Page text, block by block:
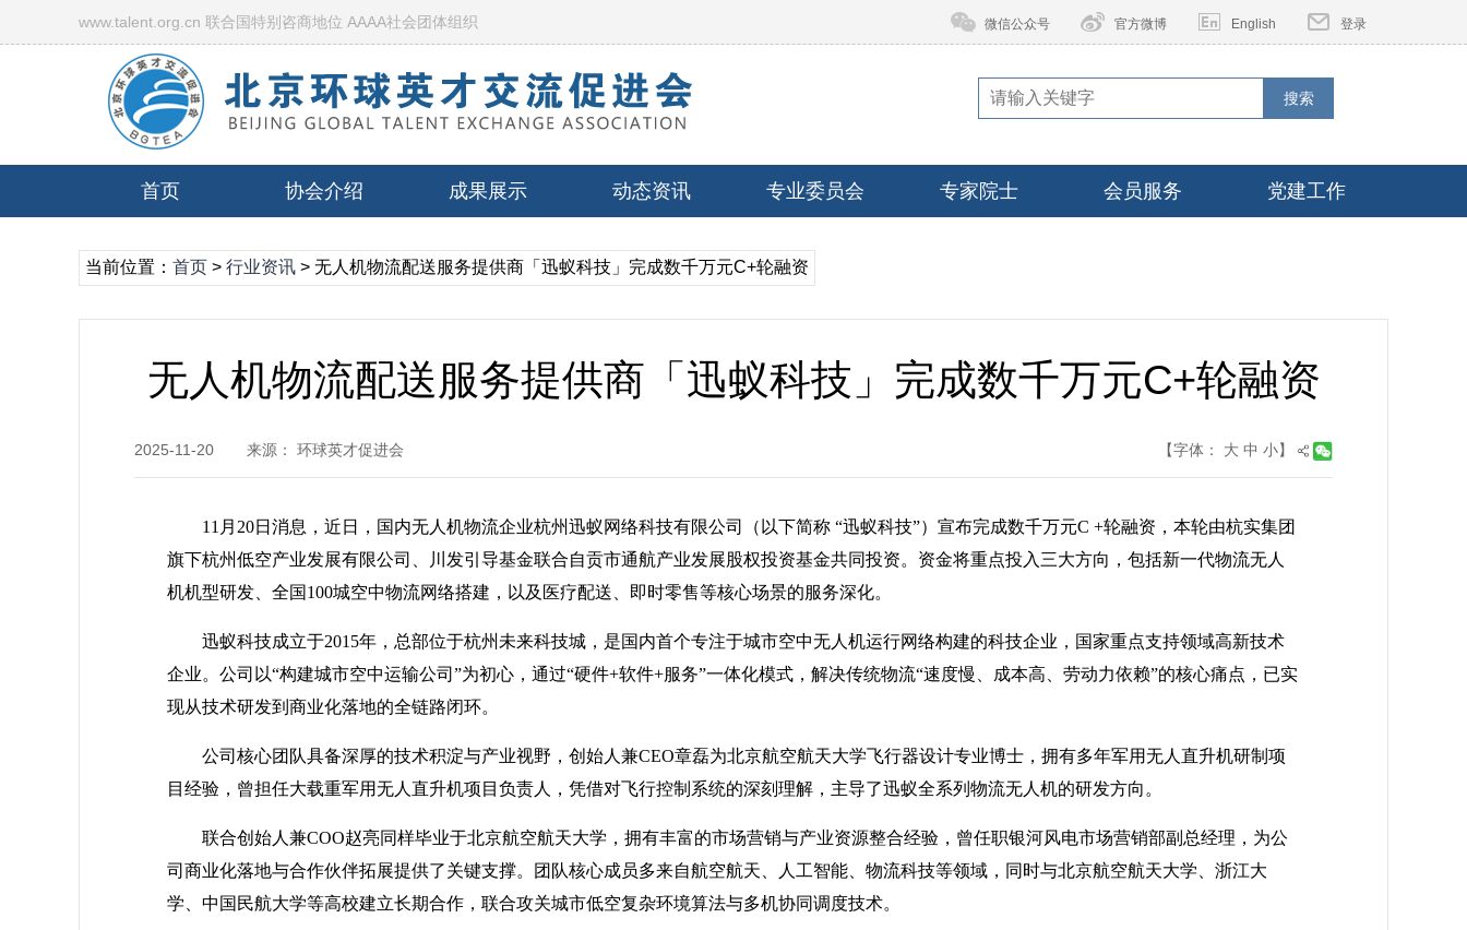
www.talent.org.cn 联合国特别咨商地位 AAAA社会团体组织 微信公众号 官方微博 English 登录
搜索
首页 协会介绍 成果展示 动态资讯 专业委员会 专家院士 会员服务 党建工作
当前位置： 首页 > 行业资讯 > 无人机物流配送服务提供商「迅蚁科技」完成数千万元C+轮融资
无人机物流配送服务提供商「迅蚁科技」完成数千万元C+轮融资
2025-11-20 来源： 环球英才促进会 【字体： 大 中 小】
11月20日消息，近日，国内无人机物流企业杭州迅蚁网络科技有限公司（以下简称 “迅蚁科技”）宣布完成数千万元C +轮融资，本轮由杭实集团
旗下杭州低空产业发展有限公司、川发引导基金联合自贡市通航产业发展股权投资基金共同投资。资金将重点投入三大方向，包括新一代物流无人
机机型研发、全国100城空中物流网络搭建，以及医疗配送、即时零售等核心场景的服务深化。
迅蚁科技成立于2015年，总部位于杭州未来科技城，是国内首个专注于城市空中无人机运行网络构建的科技企业，国家重点支持领域高新技术
企业。公司以“构建城市空中运输公司”为初心，通过“硬件+软件+服务”一体化模式，解决传统物流“速度慢、成本高、劳动力依赖”的核心痛点，已实
现从技术研发到商业化落地的全链路闭环。
公司核心团队具备深厚的技术积淀与产业视野，创始人兼CEO章磊为北京航空航天大学飞行器设计专业博士，拥有多年军用无人直升机研制项
目经验，曾担任大载重军用无人直升机项目负责人，凭借对飞行控制系统的深刻理解，主导了迅蚁全系列物流无人机的研发方向。
联合创始人兼COO赵亮同样毕业于北京航空航天大学，拥有丰富的市场营销与产业资源整合经验，曾任职银河风电市场营销部副总经理，为公
司商业化落地与合作伙伴拓展提供了关键支撑。团队核心成员多来自航空航天、人工智能、物流科技等领域，同时与北京航空航天大学、浙江大
学、中国民航大学等高校建立长期合作，联合攻关城市低空复杂环境算法与多机协同调度技术。